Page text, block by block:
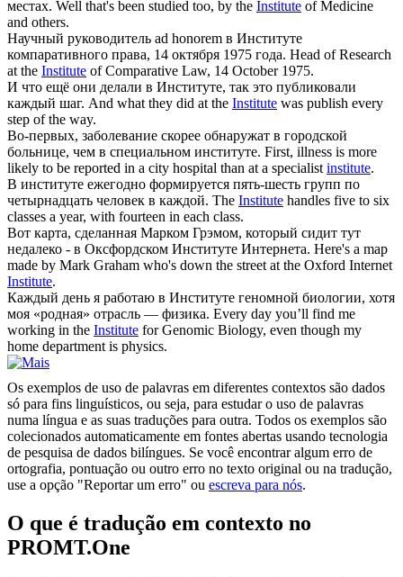
местах. Well that's been studied too, by the Institute of Medicine
and others.
Научный руководитель ad honorem в Институте
компаративного права, 14 октября 1975 года. Head of Research
at the Institute of Comparative Law, 14 October 1975.
И что ещё они делали в Институте, так это публиковали
каждый шаг. And what they did at the Institute was publish every
step of the way.
Во-первых, заболевание скорее обнаружат в городской
больнице, чем в специальном институте. First, illness is more
likely to be reported in a city hospital than at a specialistinstitute.
В институте ежегодно формируется пять-шесть групп по
четырнадцать человек в каждой. The Institute handles five to six
classes a year, with fourteen in each class.
Вот карта, сделанная Марком Грэмом, который сидит тут
недалеко - в Оксфордском Институте Интернета. Here's a map
made by Mark Graham who's down the street at the Oxford Internet
Institute.
Каждый день я работаю в Институте геномной биологии, хотя
моя «родная» отрасль — физика. Every day you’ll find me
working in the Institute for Genomic Biology, even though my
home department is physics.
Os exemplos de uso de palavras em diferentes contextos são dados
só para fins linguísticos, ou seja, para estudar o uso de palavras
numa língua e as suas traduções para outra. Todos os exemplos são
colecionados automaticamente em fontes abertas usando tecnologia
de pesquisa de dados bilíngues. Se você encontrar algum erro de
ortografia, pontuação ou outro erro no texto original ou na tradução,
use a opção "Reportar um erro" ou escreva para nós.
O que é tradução em contexto no
PROMT.One